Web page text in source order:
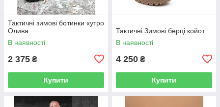
Тактичні зимові ботинки хутро
Олива
В наявності
2 375 ₴
Купити
Тактичні Зимові берці койот
В наявності
4 250 ₴
Купити